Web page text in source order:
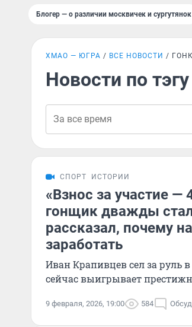
Блогер — о различии москвичек и сургутянок
ХМАО — ЮГРА ВСЕ НОВОСТИ
Новости по
СПОРТ ИСТОРИИ
«Взнос за участие —
гонщик дважды
рассказал, почему
заработать
Иван Крапивцев сел за руль в
сейчас выигрывает
9 февраля, 2026, 19:00 584